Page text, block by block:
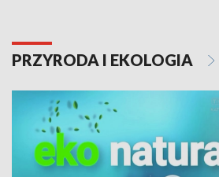
PRZYRODA I EKOLOGIA